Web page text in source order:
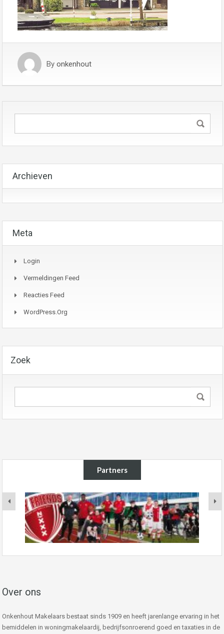
By onkenhout
Archieven
Meta
Login
Vermeldingen Feed
Reacties Feed
WordPress.org
Zoek
Partners
Over ons
Onkenhout Makelaars bestaat sinds 1909 en heeft jarenlange ervaring in het
bemiddelen in woningmakelaardij, bedrijfsonroerend goed en taxaties in de